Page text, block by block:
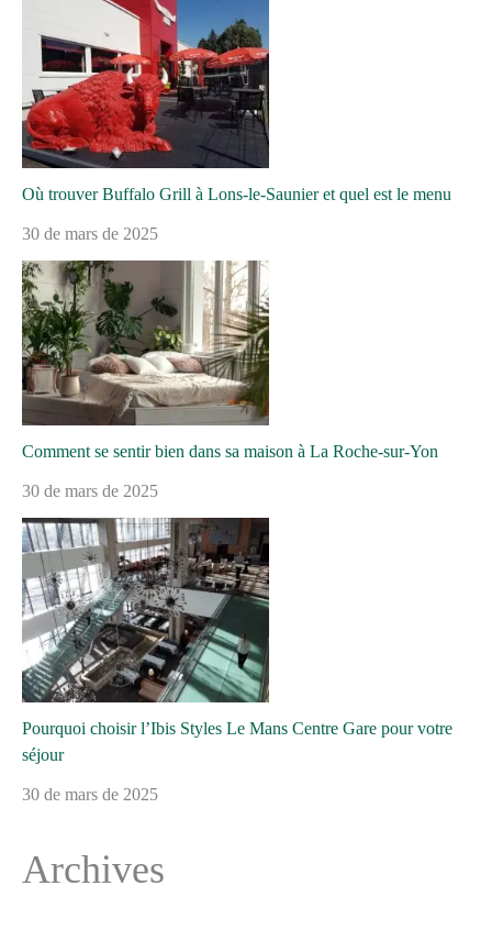
Où trouver Buffalo Grill à Lons-le-Saunier et quel est le menu
30 de mars de 2025
Comment se sentir bien dans sa maison à La Roche-sur-Yon
30 de mars de 2025
Pourquoi choisir l’Ibis Styles Le Mans Centre Gare pour votre
séjour
30 de mars de 2025
Archives